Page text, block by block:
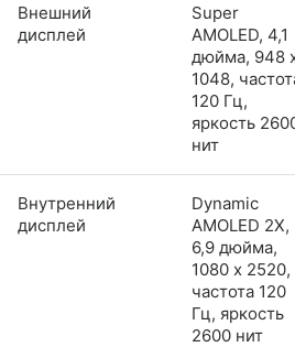
Внешний
дисплей
Super
AMOLED, 4,1
дюйма, 948
1048,
120 Гц,
яркость
нит
Внутренний
дисплей
Dynamic
AMOLED 2X,
6,9 дюйма,
1080 x 2520,
частота 120
Гц, яркость
2600 нит